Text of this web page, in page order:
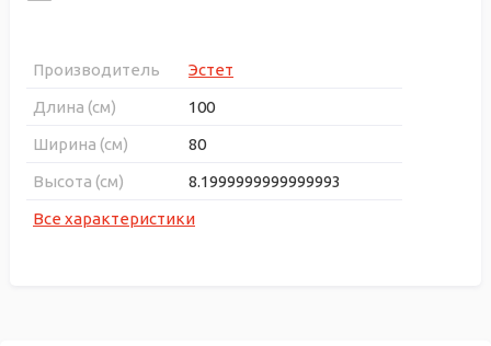
Производитель
Эстет
Длина (см)
100
Ширина (см)
80
Высота (см)
8.1999999999999993
Все характеристики